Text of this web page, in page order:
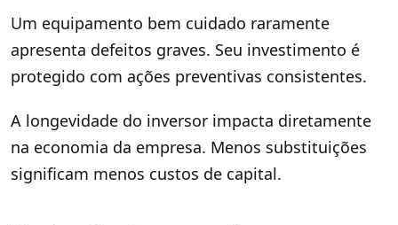
Um equipamento bem cuidado raramente
apresenta defeitos graves. Seu investimento é
protegido com ações preventivas consistentes.
A longevidade do inversor impacta diretamente
na economia da empresa. Menos substituições
significam menos custos de capital.